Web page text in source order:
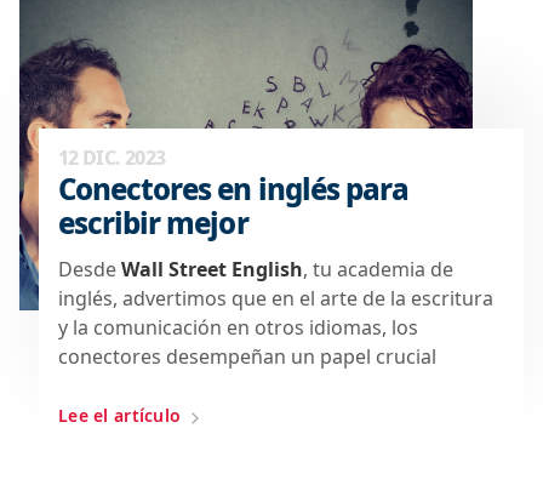
12 DIC. 2023
Conectores en inglés para
escribir mejor
DesdeWall Street English, tu academia de
inglés, advertimos que en el arte de la escritura
y la comunicación en otros idiomas, los
conectores desempeñan un papel crucial
Lee el artículo